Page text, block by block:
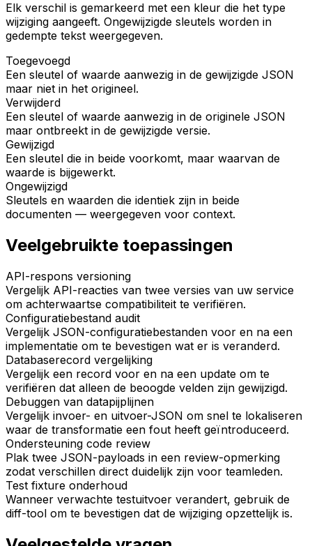
Elk verschil is gemarkeerd met een kleur die het type
wijziging aangeeft. Ongewijzigde sleutels worden in
gedempte tekst weergegeven.
Toegevoegd
Een sleutel of waarde aanwezig in de gewijzigde JSON
maar niet in het origineel.
Verwijderd
Een sleutel of waarde aanwezig in de originele JSON
maar ontbreekt in de gewijzigde versie.
Gewijzigd
Een sleutel die in beide voorkomt, maar waarvan de
waarde is bijgewerkt.
Ongewijzigd
Sleutels en waarden die identiek zijn in beide
documenten — weergegeven voor context.
Veelgebruikte toepassingen
API-respons versioning
Vergelijk API-reacties van twee versies van uw service
om achterwaartse compatibiliteit te verifiëren.
Configuratiebestand audit
Vergelijk JSON-configuratiebestanden voor en na een
implementatie om te bevestigen wat er is veranderd.
Databaserecord vergelijking
Vergelijk een record voor en na een update om te
verifiëren dat alleen de beoogde velden zijn gewijzigd.
Debuggen van datapijplijnen
Vergelijk invoer- en uitvoer-JSON om snel te lokaliseren
waar de transformatie een fout heeft geïntroduceerd.
Ondersteuning code review
Plak twee JSON-payloads in een review-opmerking
zodat verschillen direct duidelijk zijn voor teamleden.
Test fixture onderhoud
Wanneer verwachte testuitvoer verandert, gebruik de
diff-tool om te bevestigen dat de wijziging opzettelijk is.